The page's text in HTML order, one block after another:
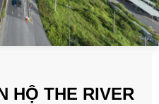
HỘ THE RIVER